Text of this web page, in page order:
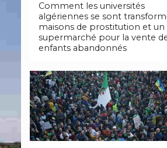
Comment les universités
algériennes se sont
maisons de prostitution et un
supermarché pour la vente
enfants abandonnés